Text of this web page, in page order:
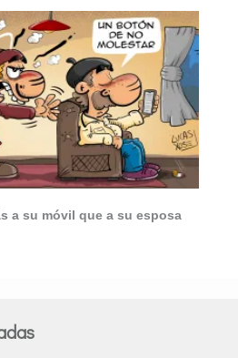
a su móvil que a su esposa